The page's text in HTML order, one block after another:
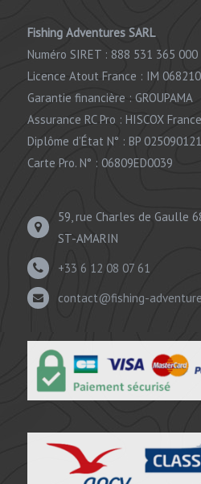
Fishing Adventures SARL
Numéro SIRET : 888 531 365 000
Licence Atout France : IM
Garantie financière : GROUPAMA
Assurance RC Pro : HISCOX France
Diplôme d’État N° : BP 025090121
Carte Pro. N° : 06809ED0039
59, rue Charles de Gaulle
ST-AMARIN
+33 6 12 08 07 61
contact@fishing-